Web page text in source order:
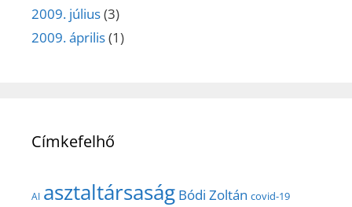
2009. július(3)
2009. április(1)
Címkefelhő
AI asztaltársaság Bódi Zoltán covid-19